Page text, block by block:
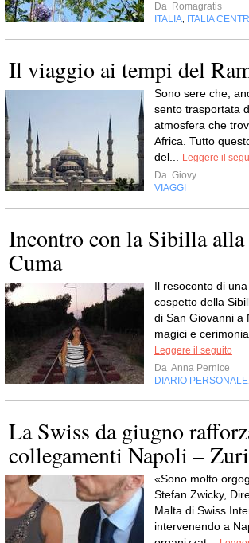
Da Romagratis
ITALIA
ITALIA
Il viaggio ai tempi del
Sono sere che,
sento trasportata
atmosfera che
Africa. Tutto
del...
Leggere il
Da Giovy
VIAGGI
Incontro con la Sibilla alla
Cuma
Il resoconto di
cospetto della
di San Giovanni a
magici e
Leggere il seguito
Da Anna Pernice
DIARIO PERSONALE
La Swiss da giugno
collegamenti Napoli –
«Sono molto
Stefan Zwicky,
Malta di Swiss
intervenendo a